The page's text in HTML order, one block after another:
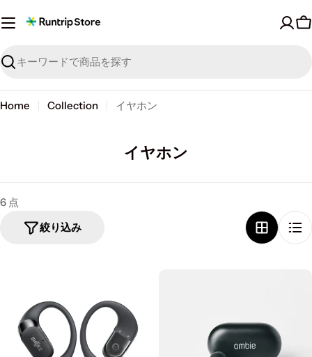
to
探
Home Collection イヤホン
C
l
n
:
イヤホン
6 点
絞り込み